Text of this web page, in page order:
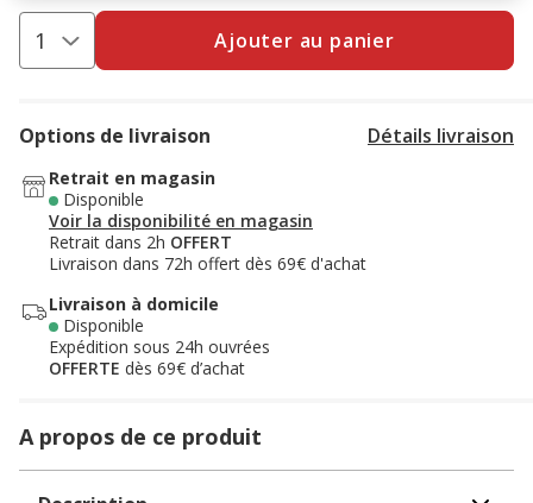
Ajouter au panier
Options de livraison Détails livraison
Retrait en magasin
Disponible
Voir la disponibilité en magasin
Retrait dans 2h OFFERT
Livraison dans 72h offert dès 69€ d'achat
Livraison à domicile
Disponible
Expédition sous 24h ouvrées
OFFERTE dès 69€ d’achat
A propos de ce produit